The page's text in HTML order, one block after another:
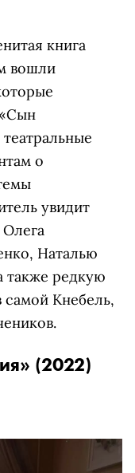
книга
вошли
о
увидит
Наталью
также редкую
Кнебель,
(2022)